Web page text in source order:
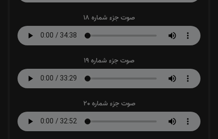
صوت جزء شماره 18
صوت جزء شماره 19
صوت جزء شماره 20